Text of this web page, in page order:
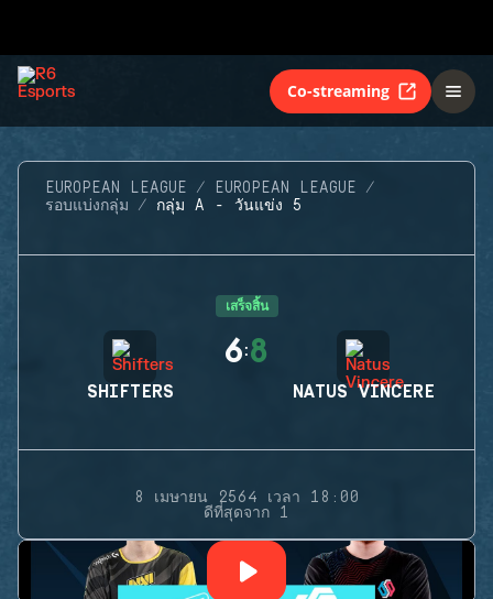
Co-streaming
EUROPEAN LEAGUE
EUROPEAN LEAGUE
รอบแบ่งกลุ่ม
กลุ่ม A - วันแข่ง 5
เสร็จสิ้น
SHIFTERS
6:8
NATUS VINCERE
8 เมษายน 2564 เวลา 18:00
ดีที่สุดจาก 1